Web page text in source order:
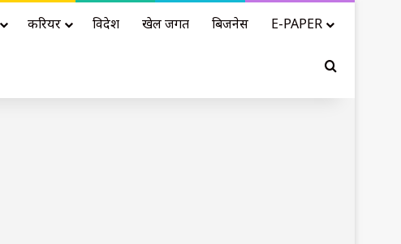
करियर विदेश खेल जगत बिजनेस E-PAPER
Search for